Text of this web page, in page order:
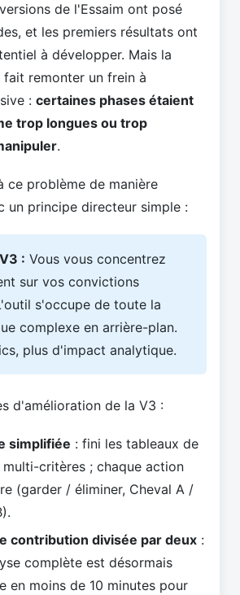
de l'Essaim ont posé
et les premiers résultats ont
à développer. Mais la
fait remonter un frein à
:certaines phases étaient
trop longues ou trop
.
ce problème de manière
un principe directeur simple :
: Vous vous concentrez
sur vos convictions
s'occupe de toute la
complexe en arrière-plan.
plus d'impact analytique.
d'amélioration de la V3 :
simplifiée : fini les tableaux de
critères ; chaque action
(garder / éliminer, Cheval A /
contribution divisée par deux :
complète est désormais
en moins de 10 minutes pour